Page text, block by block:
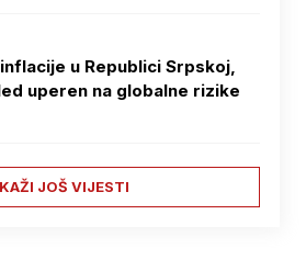
u Republici Srpskoj,
uperen na globalne rizike
JOŠ VIJESTI